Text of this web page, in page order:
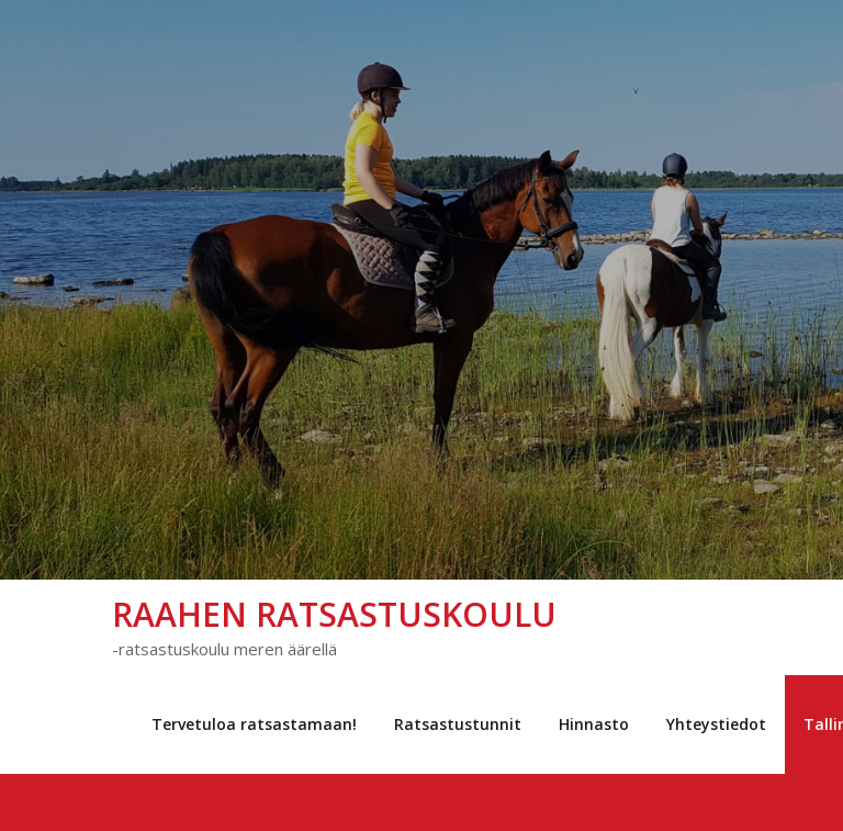
RAAHEN RATSASTUSKOULU
-ratsastuskoulu meren äärellä
Tervetuloa ratsastamaan! Ratsastustunnit Hinnasto Yhteystiedot